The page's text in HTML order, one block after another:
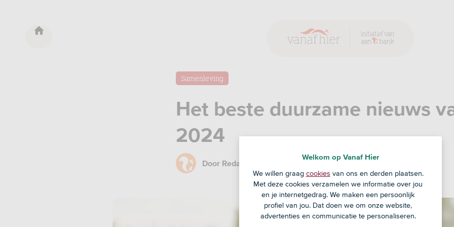
Het beste duurzame nieuws
2024
Samenleving
Door Redactie
Welkom op Vanaf Hier
We willen graag cookies van ons en derden plaatsen.
Met deze cookies verzamelen we informatie over jou
en je internetgedrag. We maken een persoonlijk
profiel van jou. Dat doen we om onze website,
advertenties en communicatie te personaliseren.